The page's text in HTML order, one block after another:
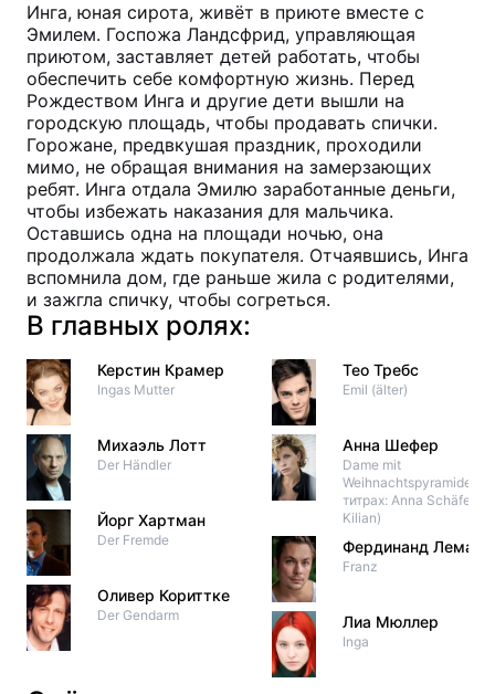
Инга, юная сирота, живёт в приюте вместе с
Эмилем. Госпожа Ландсфрид, управляющая
приютом, заставляет детей работать, чтобы
обеспечить себе комфортную жизнь. Перед
Рождеством Инга и другие дети вышли на
городскую площадь, чтобы продавать спички.
Горожане, предвкушая праздник, проходили
мимо, не обращая внимания на замерзающих
ребят. Инга отдала Эмилю заработанные деньги,
чтобы избежать наказания для мальчика.
Оставшись одна на площади ночью, она
продолжала ждать покупателя. Отчаявшись, Инга
вспомнила дом, где раньше жила с родителями,
и зажгла спичку, чтобы согреться.
В главных ролях:
Керстин Крамер
Ingas Mutter
Михаэль Лотт
Der Händler
Йорг Хартман
Der Fremde
Оливер Кориттке
Der Gendarm
Тео Требс
Emil (älter)
Анна Шефер
Dame mit
Weihnachtspyramide (в
титрах: Anna Schäfer-
Kilian)
Фердинанд Леманн
Franz
Лиа Мюллер
Inga